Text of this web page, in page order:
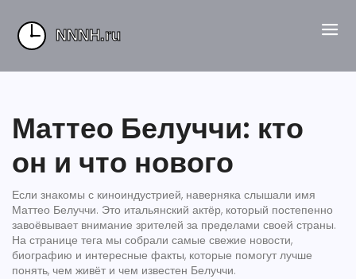
Маттео Белуччи: кто
он и что нового
Если знакомы с киноиндустрией, наверняка слышали имя
Маттео Белуччи. Это итальянский актёр, который постепенно
завоёвывает внимание зрителей за пределами своей страны.
На странице тега мы собрали самые свежие новости,
биографию и интересные факты, которые помогут лучше
понять, чем живёт и чем известен Белуччи.